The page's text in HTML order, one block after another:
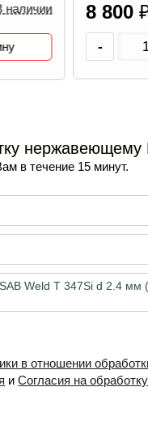
В наличии
7
нержавеющему
в течение 15 минут.
в отношении
иСогласия на